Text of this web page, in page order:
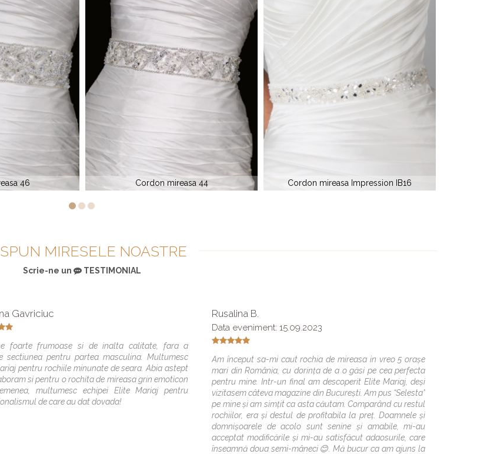
44 Cordon mireasa Impression IB16 Cordon mireasa 48
MIRESELE NOASTRE
Scrie-ne un TESTIMONIAL
Gavriciuc
foarte frumoase si de inalta calitate, fara a
sectiunea pentru partea masculina. Multumesc
pentru rochiile minunate de seara. Abia astept
si pentru o rochita de mireasa grin emoticon
multumesc echipei Elite Mariaj pentru
de care au dat dovada!
Rusalina B.
Data eveniment: 15.09.2023
Am început sa-mi caut rochia de mireasa in vreo 5 orașe
mari din România, cu dorința de a o găsi pe cea perfecta
pentru mine. Intr-un final am descoperit Elite Mariaj, deși
vizitasem câteva magazine din București. Am pus “Selesta”
pe mine și am simțit ca asta căutam. Comparând cu restul
rochiilor, era și destul de profitabila la preț. Doamnele și
domnișoarele de acolo sunt senine și amabile, mi-au
acceptat modificările și mi-au satisfăcut adaosurile, care
înseamnă doua semi-mâneci😊. Mă bucur ca am ajuns la